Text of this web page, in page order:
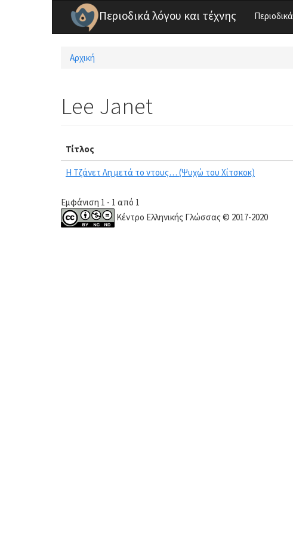
Παράκαμψη προς το κυρίως περιεχόμενο
Περιοδικά λόγου και τέχνης Περιοδικά
Είστε εδώ
Αρχική
Lee Janet
Τίτλος
Η Τζάνετ Λη μετά το ντους… (Ψυχώ του Χίτσκοκ)
Εμφάνιση 1 - 1 από 1
Κέντρο Ελληνικής Γλώσσας © 2017-2020